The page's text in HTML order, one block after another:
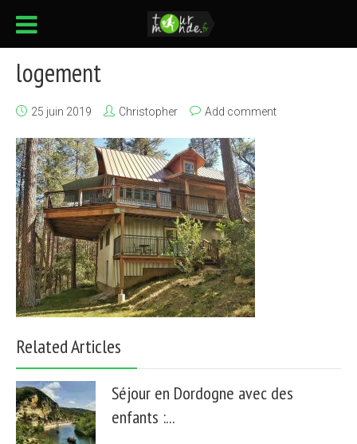
logement
25 juin 2019 Christopher Add comment
Related Articles
Séjour en Dordogne avec des
enfants :...